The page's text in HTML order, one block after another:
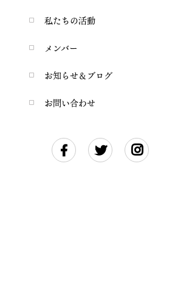
私たちの活動
メンバー
お知らせ＆ブログ
お問い合わせ